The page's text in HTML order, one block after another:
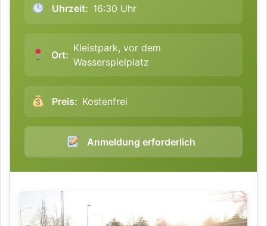
Uhrzeit: 16:30 Uhr
Ort:
Kleistpark, vor dem
Wasserspielplatz
Preis: Kostenfrei
Anmeldung erforderlich